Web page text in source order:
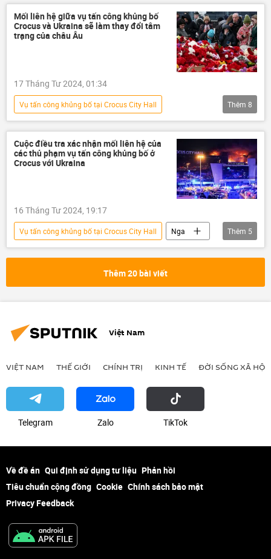
FBI
tấn công khủng bố
Mối liên hệ giữa vụ tấn công khủng bố
Crocus và Ukraina sẽ làm thay đổi tâm
trạng của châu Âu
17 Tháng Tư 2024, 01:34
Vụ tấn công khủng bố tại Crocus City Hall
Quan điểm-Ý kiến
Nga
Ukraina
phương Tây
Thế giới
quan hệ
Hội đồng An ninh Nga
Nikolai Patrushev
Thêm 8
Cuộc điều tra xác nhận mối liên hệ của
các thủ phạm vụ tấn công khủng bố ở
Crocus với Ukraina
16 Tháng Tư 2024, 19:17
Vụ tấn công khủng bố tại Crocus City Hall
Nga
vụ khủng bố
khủng bố
Thế giới
Thêm 5
Thêm 20 bài viết
Việt Nam
VIỆT NAM THẾ GIỚI CHÍNH TRỊ KINH TẾ ĐỜI SỐNG XÃ HỘI
Telegram Zalo ТikТоk
Về đề án Qui định sử dụng tư liệu Phản hồi
Tiêu chuẩn cộng đồng Cookie Chính sách bảo mật
Privacy Feedback